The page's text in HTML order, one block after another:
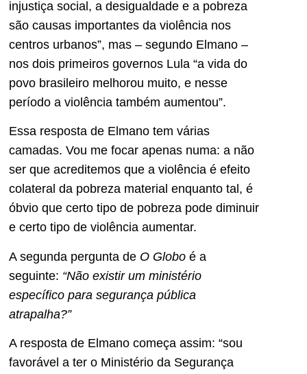
injustiça social, a desigualdade e a pobreza
são causas importantes da violência nos
centros urbanos”, mas – segundo Elmano –
nos dois primeiros governos Lula “a vida do
povo brasileiro melhorou muito, e nesse
período a violência também aumentou”.
Essa resposta de Elmano tem várias
camadas. Vou me focar apenas numa: a não
ser que acreditemos que a violência é efeito
colateral da pobreza material enquanto tal, é
óbvio que certo tipo de pobreza pode diminuir
e certo tipo de violência aumentar.
A segunda pergunta de O Globo é a
seguinte: “Não existir um ministério
específico para segurança pública
atrapalha?”
A resposta de Elmano começa assim: “sou
favorável a ter o Ministério da Segurança